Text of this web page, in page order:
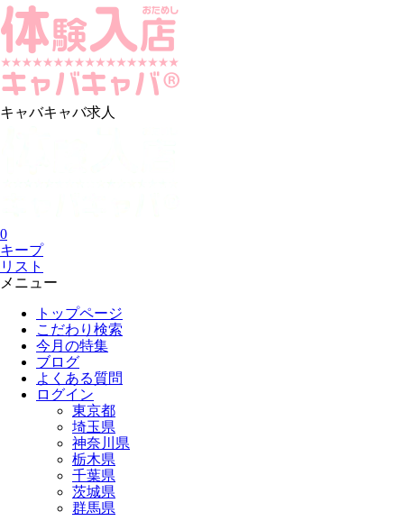
キャバキャバ求人
0
キープ
リスト
メニュー
トップページ
こだわり検索
今月の特集
ブログ
よくある質問
ログイン
東京都
埼玉県
神奈川県
栃木県
千葉県
茨城県
群馬県